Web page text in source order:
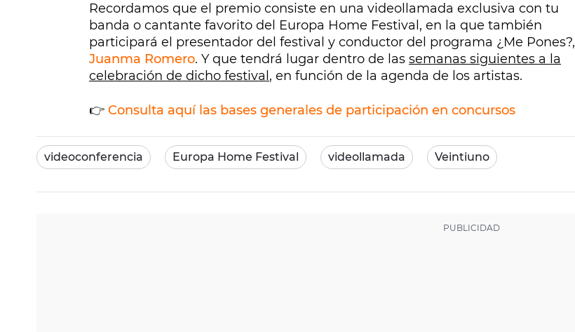
Recordamos que el premio consiste en una videollamada exclusiva con tu
banda o cantante favorito del Europa Home Festival, en la que también
participará el presentador del festival y conductor del programa ¿Me Pones?,
Juanma Romero. Y que tendrá lugar dentro de las semanas siguientes a la
celebración de dicho festival , en función de la agenda de los artistas.
👉 Consulta aquí las bases generales de participación en concursos
videoconferencia Europa Home Festival videollamada Veintiuno